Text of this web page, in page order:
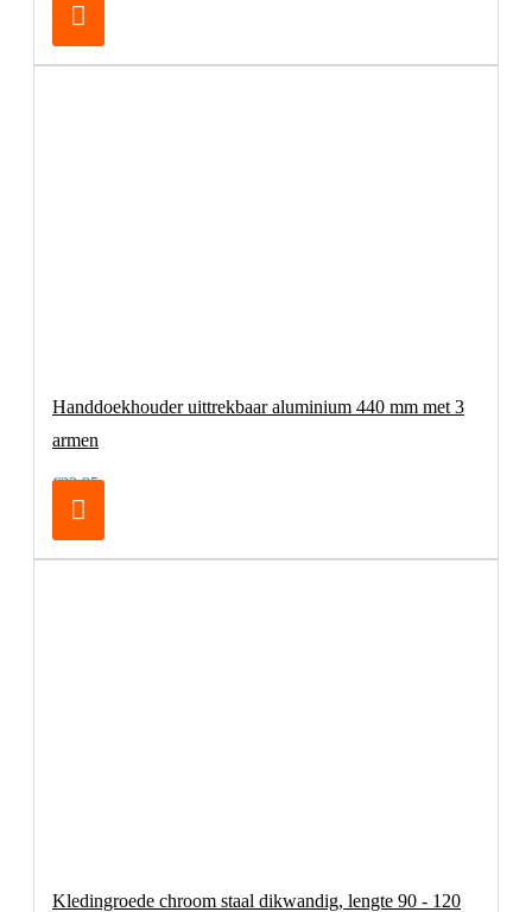
Handdoekhouder uittrekbaar aluminium 440 mm met 3
armen
€32,95
Kledingroede chroom staal dikwandig, lengte 90 - 120